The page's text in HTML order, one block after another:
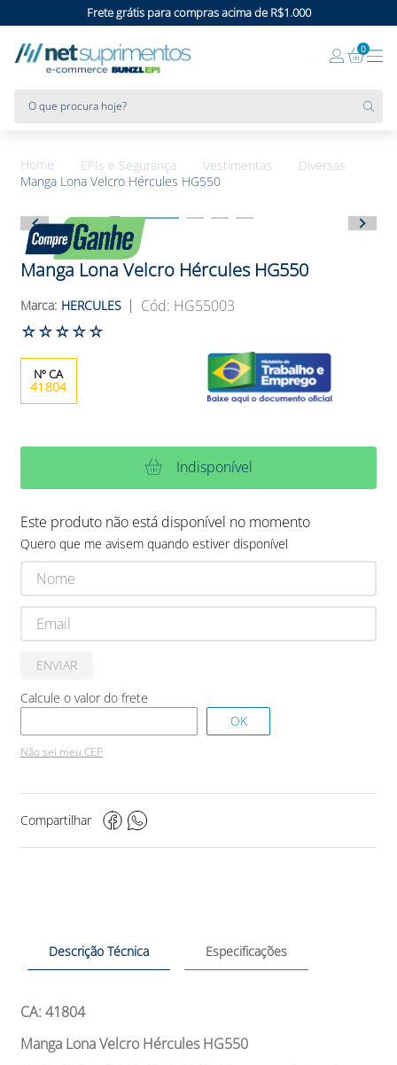
Frete grátis para compras acima de R$1.000
0
EPIs e Segurança Vestimentas
Diversas
Manga Lona Velcro Hércules HG550
Manga Lona Velcro Hércules HG550
HERCULES : HG55003
☆☆☆☆☆
41804
Indisponível
Este produto não está disponível no momento
Quero que me avisem quando estiver disponível
ENVIAR
Não sei meu CEP
Compartilhar
Descrição Técnica Especificações
CA: 41804
Manga Lona Velcro Hércules HG550